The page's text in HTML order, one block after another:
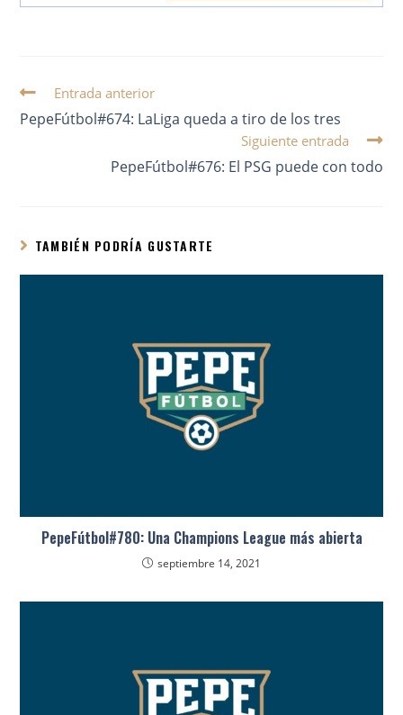
Entrada anterior
PepeFútbol#674: LaLiga queda a tiro de los tres
Siguiente entrada
PepeFútbol#676: El PSG puede con todo
TAMBIÉN PODRÍA GUSTARTE
PepeFútbol#780: Una Champions League más abierta
septiembre 14, 2021